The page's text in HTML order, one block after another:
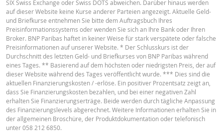
Deutsch (Schweiz)
FINAL TERMS
Deutsch (Schweiz)
BASISINFORMATIONSBLATT
SIX Swiss Exchange oder Swiss DOTS abweichen. Darüber hinaus werden
auf dieser Website keine Kurse anderer Parteien angezeigt. Aktuelle Geld-
und Briefkurse entnehmen Sie bitte dem Auftragsbuch Ihres
Preisinformationssystems oder wenden Sie sich an Ihre Bank oder Ihren
Broker. BNP Paribas haftet in keiner Weise für stark verspätete oder falsche
Preisinformationen auf unserer Website. * Der Schlusskurs ist der
Durchschnitt des letzten Geld- und Briefkurses von BNP Paribas während
eines Tages. ** Basierend auf dem höchsten oder niedrigsten Preis, der auf
dieser Website während des Tages veröffentlicht wurde. *** Dies sind die
aktuellen Finanzierungskosten / -erlöse. Ein positiver Prozentsatz zeigt an,
dass Sie Finanzierungskosten bezahlen, und bei einer negativen Zahl
erhalten Sie Finanzierungserträge. Beide werden durch tägliche Anpassung
des Finanzierungslevels abgerechnet. Weitere Informationen erhalten Sie in
der allgemeinen Broschüre, der Produktdokumentation oder telefonisch
unter 058 212 6850.